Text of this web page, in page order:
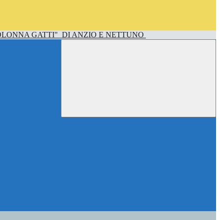
GATTI" DI ANZIO E NETTUNO